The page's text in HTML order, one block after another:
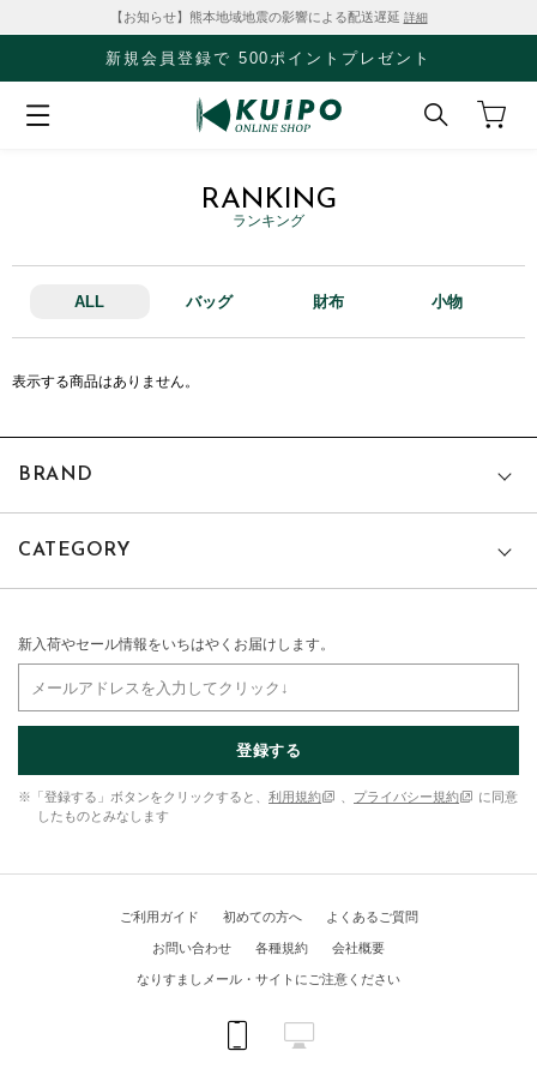
【お知らせ】熊本地域地震の影響による配送遅延 詳細
新規会員登録で 500ポイントプレゼント
RANKING
ランキング
ALL バッグ 財布 小物
表示する商品はありません。
BRAND
CATEGORY
新入荷やセール情報をいちはやくお届けします。
登録する
※「登録する」ボタンをクリックすると、 利用規約 プライバシー規約
に同意
したものとみなします
ご利用ガイド 初めての方へ よくあるご質問
お問い合わせ 各種規約 会社概要
なりすましメール・サイトにご注意ください